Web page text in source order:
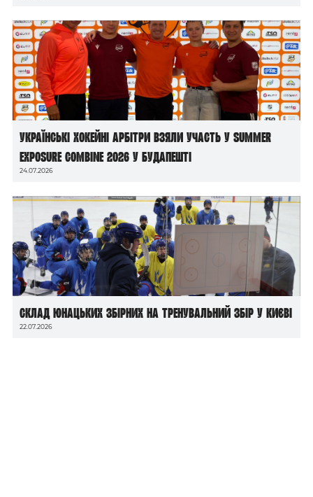
Українські хокейні арбітри взяли участь у Summer
Exposure Combine 2026 у Будапешті
24.07.2026
Склад юнацьких збірних на тренувальний збір у Києві
22.07.2026